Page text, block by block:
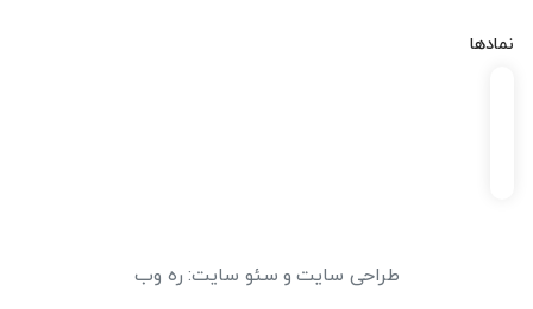
نمادها
طراحی سایت و سئو سایت: ره وب